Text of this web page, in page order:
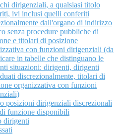
dirigenziali, a qualsiasi titolo
ivi inclusi quelli conferiti
dall'organo di indirizzo
senza procedure pubbliche di
e titolari di posizione
con funzioni dirigenziali (da
in tabelle che distinguano le
situazioni: dirigenti, dirigenti
discrezionalmente, titolari di
organizzativa con funzioni
posizioni dirigenziali discrezionali
funzione disponibili
dirigenti